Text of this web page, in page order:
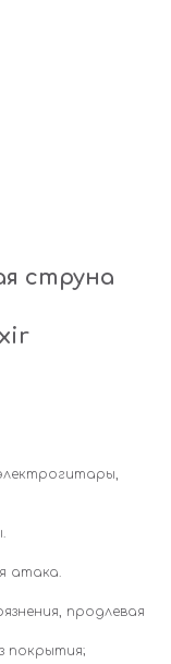
струна
атака.
продлевая
покрытия;